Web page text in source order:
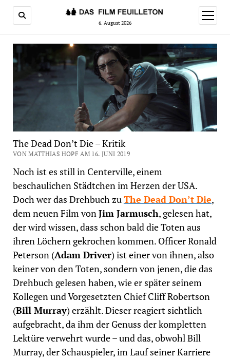
6. August 2026
Menü
öffnen
The Dead Don’t Die – Kritik
VON MATTHIAS HOPF AM 16. JUNI 2019
Noch ist es still in Centerville, einem
beschaulichen Städtchen im Herzen der USA.
Doch wer das Drehbuch zuThe Dead Don’t Die,
dem neuen Film vonJim Jarmusch, gelesen hat,
der wird wissen, dass schon bald die Toten aus
ihren Löchern gekrochen kommen. Officer Ronald
Peterson (Adam Driver) ist einer von ihnen, also
keiner von den Toten, sondern von jenen, die das
Drehbuch gelesen haben, wie er später seinem
Kollegen und Vorgesetzten Chief Cliff Robertson
(Bill Murray) erzählt. Dieser reagiert sichtlich
aufgebracht, da ihm der Genuss der kompletten
Lektüre verwehrt wurde – und das, obwohl Bill
Murray, der Schauspieler, im Lauf seiner Karriere